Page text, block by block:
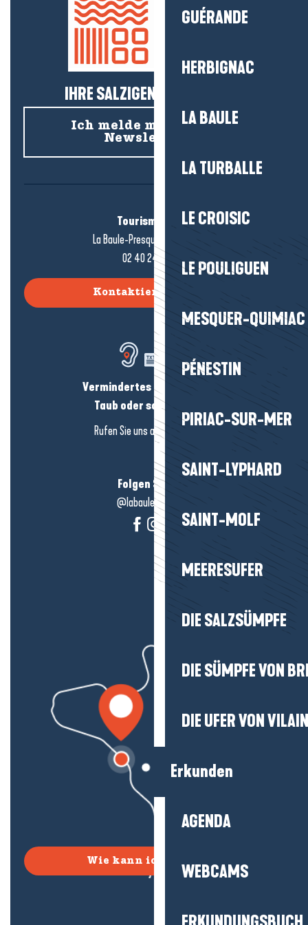
GUÉRANDE
HERBIGNAC
LA BAULE
LA TURBALLE
LE CROISIC
LE POULIGUEN
MESQUER-QUIMIAC
PÉNESTIN
PIRIAC-SUR-MER
SAINT-LYPHARD
SAINT-MOLF
MEERESUFER
DIE SALZSÜMPFE
DIE SÜMPFE VON
DIE UFER VON
Erkunden
AGENDA
WEBCAMS
IHRE SALZIGEN NEUIGKEITEN!
Ich melde mich für den
Newsletter an
Tourismusbüro
La Baule-Presqu'île de Guérande
02 40 24 34 44
Kontaktieren Sie uns
Vermindertes Hörvermögen?
Taub oder schwerhörig?
Rufen Sie uns an in
Folgen Sie uns!
@labauleguérande
Wie kann ich kommen?